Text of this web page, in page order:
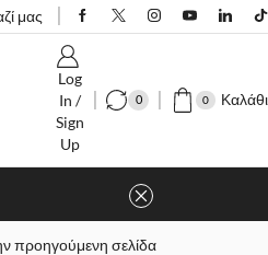
μας
Log
In /
Sign
Up
0 0 Καλάθι
προηγούμενη σελίδα